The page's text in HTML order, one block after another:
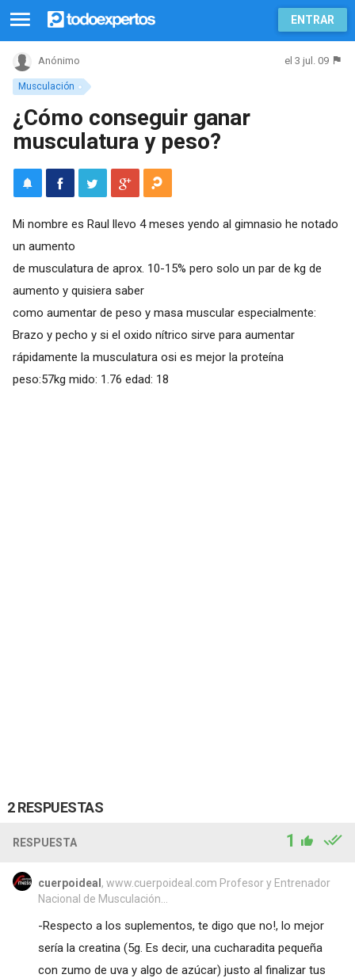
ENTRAR
Musculación
Anónimo el 3 jul. 09
¿Cómo conseguir ganar
musculatura y peso?
Mi nombre es Raul llevo 4 meses yendo al gimnasio he notado
un aumento
de musculatura de aprox. 10-15% pero solo un par de kg de
aumento y quisiera saber
como aumentar de peso y masa muscular especialmente:
Brazo y pecho y si el oxido nítrico sirve para aumentar
rápidamente la musculatura osi es mejor la proteína
peso:57kg mido: 1.76 edad: 18
2 RESPUESTAS
RESPUESTA 1
cuerpoideal , www.cuerpoideal.com Profesor y Entrenador
Nacional de Musculación...
-Respecto a los suplementos, te digo que no!, lo mejor
sería la creatina (5g. Es decir, una cucharadita pequeña
con zumo de uva y algo de azúcar) justo al finalizar tus